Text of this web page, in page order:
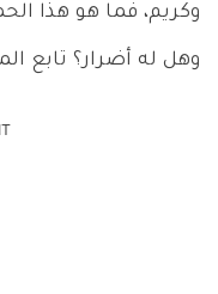
وكريم، فما هو هذا
وهل له أضرار؟ تابع